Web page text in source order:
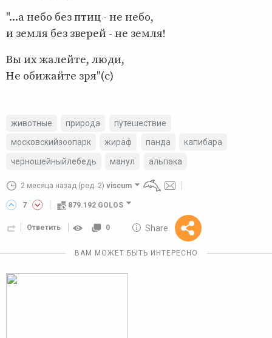
"...а небо без птиц - не небо,
и земля без зверей - не земля!
Вы их жалейте, люди,
Не обижайте зря"(с)
животные природа
путешествие
московскийзоопарк
жираф панда
капибара
черношейныйлебедь
манул альпака
2 месяца назад (ред. 2) viscum
7 879.192 GOLOS
Ответить 0 Share
Reward
10 GOLOS
ВАМ МОЖЕТ БЫТЬ ИНТЕРЕСНО